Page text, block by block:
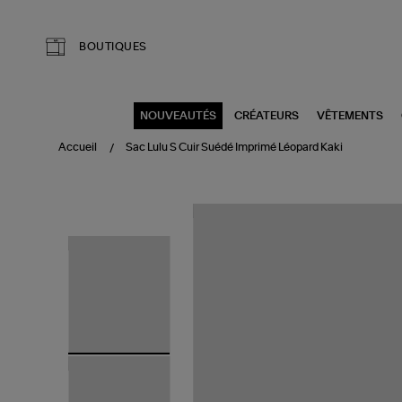
BOUTIQUES
NOUVEAUTÉS CRÉATEURS VÊTEMENTS
Accueil Sac Lulu S Cuir Suédé Imprimé Léopard Kaki